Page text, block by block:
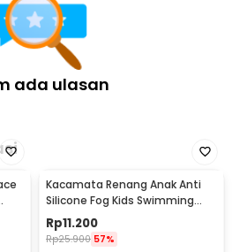
untuk pembelian produk ini:
Snorkeling Tempered Glass Wide
ada ulasan
Kacamata Renang Anak Anti
Silicone Fog Kids Swimming
Goggles - EE243
Rp11.200
Rp25.900 57%